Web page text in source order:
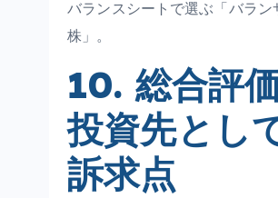
バランスシートで選ぶ「バラン
株」。
10. 総合評
投資先とし
訴求点